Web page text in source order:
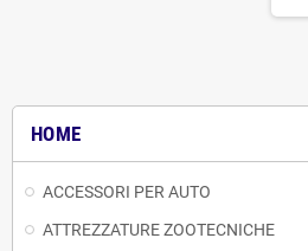
HOME
ACCESSORI PER AUTO
ATTREZZATURE ZOOTECNICHE